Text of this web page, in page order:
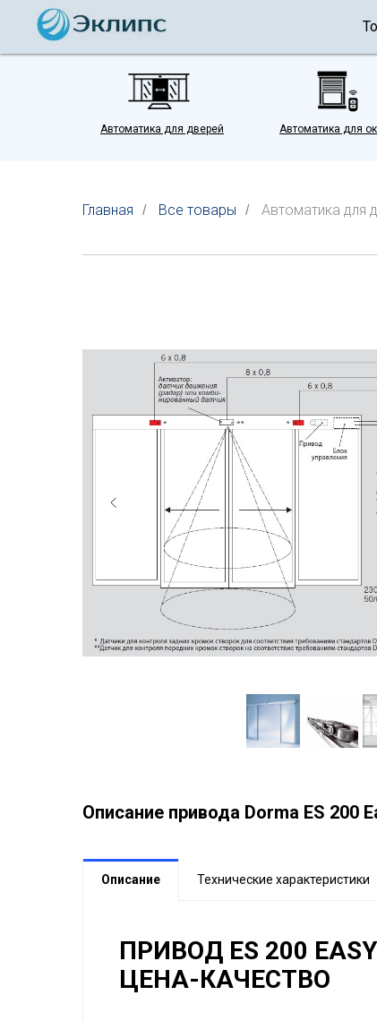
Автоматика для
Автоматика для дверей
Главная / Все товары / Автоматика для
Описание привода Dorma ES 200
Описание Технические характеристики
ПРИВОД ES 200
ЦЕНА-КАЧЕСТВО